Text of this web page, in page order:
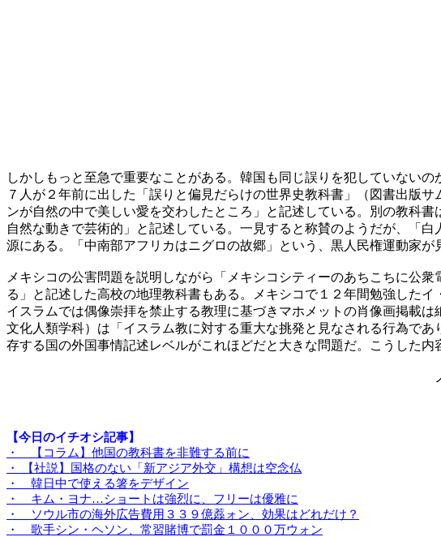
しかしもっと至急で重要なことがある。韓国も同じ誤りを犯していない
７人が２年前に出した「誤りと偏見だらけの世界史教科書」（図書出版
ンが自然の中で美しい愛を交わしたところ」と記述している。別の教科
自然な動きで芸術的」と記述している。一見すると称賛のようだが、「
源にある。「中南部アフリカはニグロの故郷」という、黒人民権運動家
メキシコの公害問題を説明しながら「メキシコシティーのあちこちに公
る」と記述した高校の地理教科書もある。メキシコで１２年間勉強した
イスラムでは偶像崇拝を禁止する教理に基づきマホメットの肖像画掲載
文化人類学科）は「イスラム教に対する重大な挑発と見なされる行為で
存する国の外国事情記述レベルがこれほどだと大きな問題だ。こうした内
ノ・ジェヒョン論説委員
【今日のイチオシ記事】
・ 【コラム】他国の教科書を非難する前に
・ 【社説】国格のない「新アジア外交」構想は空念仏
・ 韓日中で使える箸をデザイン
・ キム・ヨナ…ショートは強烈に、フリーは優雅に
・ ソウル市の海外広告費用３３９億䖃ォン、効果はどれだけ？
・ 歌手シン・ヘソン、常習賭博で罰金１０００万ウォン